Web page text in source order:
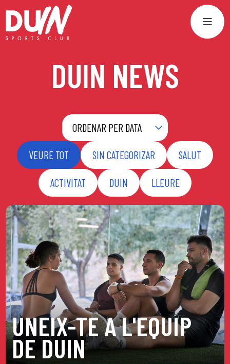
DUIN NEWS
VEURE TOT SIN CATEGORIZAR SALUT
ACTIVITAT DUIN LLEURE
ORDENAR PER DATA
UNEIX-TE A L'EQUIP
DE DUIN